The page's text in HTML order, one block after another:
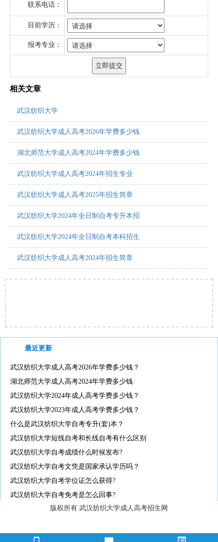
联系电话：
目前学历：
报考专业：
相关文章
武汉纺织大学
武汉纺织大学成人高考2026年学费多少钱
湖北师范大学成人高考2024年学费多少钱
武汉纺织大学成人高考2024年招生专业
武汉纺织大学成人高考2025年招生简章
武汉纺织大学2024年全日制自考专升本招
武汉纺织大学2024年全日制自考本科招生
武汉纺织大学成人高考2024年招生简章
最近更新
武汉纺织大学成人高考2026年学费多少钱？
湖北师范大学成人高考2024年学费多少钱
武汉纺织大学2024年成人高考学费多少钱？
武汉纺织大学2023年成人高考学费多少钱？
什么是武汉纺织大学自考专升(套)本？
武汉纺织大学短线自考和长线自考有什么区别
武汉纺织大学自考成绩什么时候发布?
武汉纺织大学自考文凭是国家承认学历吗？
武汉纺织大学自考学位证怎么获得?
武汉纺织大学自考免考是怎么回事?
版权所有 武汉纺织大学成人高考招生网